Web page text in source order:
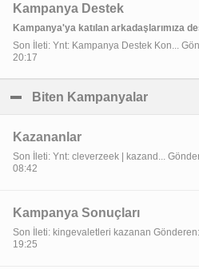
Kampanya Destek
Kampanya'ya katılan arkadaşlarımıza
Son İleti: Ynt: Kampanya Destek Kon...
20:17
Biten Kampanyalar
Kazananlar
Son İleti: Ynt: cleverzeek | kazand...
08:42
Kampanya Sonuçları
Son İleti: kingevaletleri kazanan
19:25